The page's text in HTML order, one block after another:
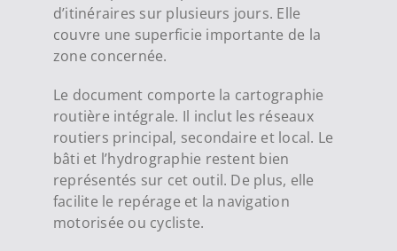
d’itinéraires sur plusieurs jours. Elle
couvre une superficie importante de la
zone concernée.
Le document comporte la cartographie
routière intégrale. Il inclut les réseaux
routiers principal, secondaire et local. Le
bâti et l’hydrographie restent bien
représentés sur cet outil. De plus, elle
facilite le repérage et la navigation
motorisée ou cycliste.